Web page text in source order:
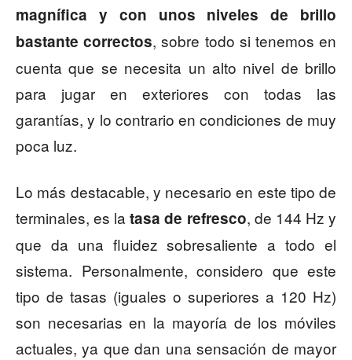
magnífica y con unos niveles de brillo
bastante correctos, sobre todo si tenemos en
cuenta que se necesita un alto nivel de brillo
para jugar en exteriores con todas las
garantías, y lo contrario en condiciones de muy
poca luz.
Lo más destacable, y necesario en este tipo de
terminales, es latasa de refresco, de 144 Hz y
que da una fluidez sobresaliente a todo el
sistema. Personalmente, considero que este
tipo de tasas (iguales o superiores a 120 Hz)
son necesarias en la mayoría de los móviles
actuales, ya que dan una sensación de mayor